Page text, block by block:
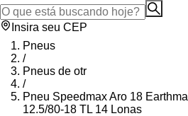
Insira seu CEP
Pneus
/
Pneus de otr
/
Pneu Speedmax Aro 18
12.5/80-18 TL 14 Lonas